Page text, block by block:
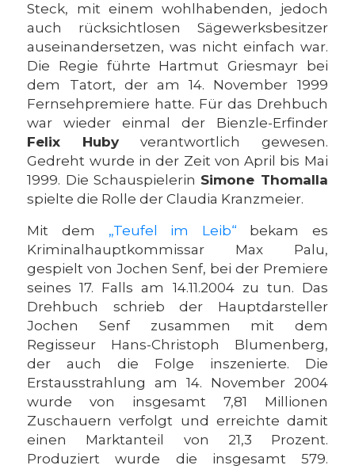
Steck, mit einem wohlhabenden, jedoch
auch rücksichtlosen Sägewerksbesitzer
auseinandersetzen, was nicht einfach war.
Die Regie führte Hartmut Griesmayr bei
dem Tatort, der am 14. November 1999
Fernsehpremiere hatte. Für das Drehbuch
war wieder einmal der Bienzle-Erfinder
Felix Huby verantwortlich gewesen.
Gedreht wurde in der Zeit von April bis Mai
1999. Die Schauspielerin Simone Thomalla
spielte die Rolle der Claudia Kranzmeier.
Mit dem „Teufel im Leib“ bekam es
Kriminalhauptkommissar Max Palu,
gespielt von Jochen Senf, bei der Premiere
seines 17. Falls am 14.11.2004 zu tun. Das
Drehbuch schrieb der Hauptdarsteller
Jochen Senf zusammen mit dem
Regisseur Hans-Christoph Blumenberg,
der auch die Folge inszenierte. Die
Erstausstrahlung am 14. November 2004
wurde von insgesamt 7,81 Millionen
Zuschauern verfolgt und erreichte damit
einen Marktanteil von 21,3 Prozent.
Produziert wurde die insgesamt 579.